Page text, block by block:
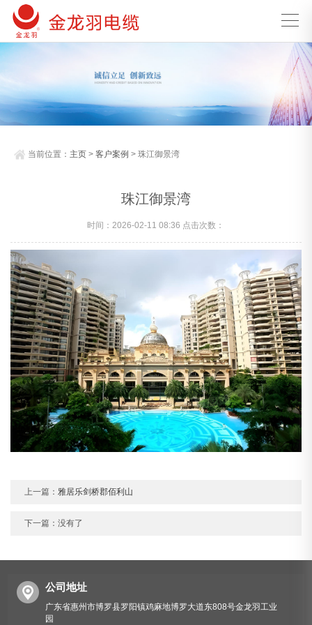
当前位置： 主页 >客户案例 > 珠江御景湾
珠江御景湾
时间：2026-02-11 08:36 点击次数：
上一篇：雅居乐剑桥郡佰利山
下一篇：没有了
公司地址
广东省惠州市博罗县罗阳镇鸡麻地博罗大道东808号金龙羽工业
园